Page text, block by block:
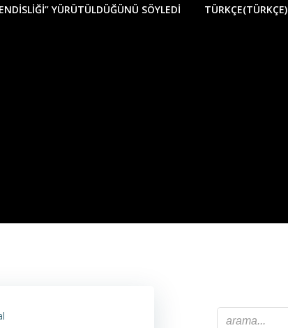
YÜRÜTÜLDÜĞÜNÜ SÖYLEDI TÜRKÇE(TÜRKÇE)